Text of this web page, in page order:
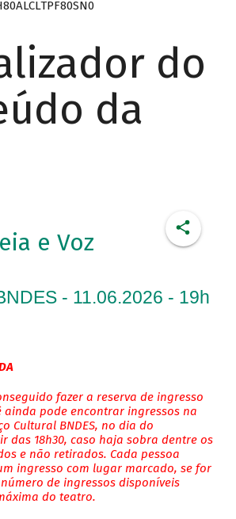
do
da
e Voz
- 11.06.2026 - 19h
fazer a reserva de ingresso
ainda pode encontrar ingressos na
Cultural BNDES, no dia do
das 18h30, caso haja sobra dentre os
e não retirados. Cada pessoa
ingresso com lugar marcado, se for
de ingressos disponíveis
do teatro.